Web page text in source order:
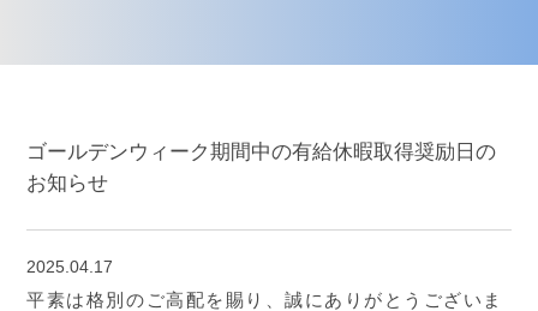
ゴールデンウィーク期間中の有給休暇取得奨励日の
お知らせ
2025.04.17
平素は格別のご高配を賜り、誠にありがとうございま